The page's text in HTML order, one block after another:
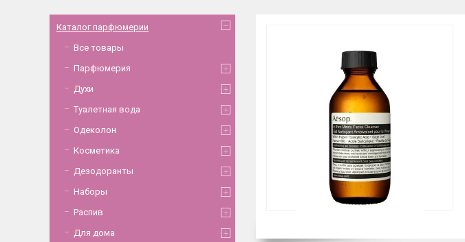
Каталог парфюмерии
Все товары
Парфюмерия
Духи
Туалетная вода
Одеколон
Косметика
Дезодоранты
Наборы
Распив
Для дома